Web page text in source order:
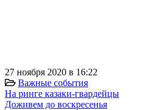
27 ноября 2020 в 16:22
Важные события
На ринге казаки-гвардейцы
Доживем до воскресенья